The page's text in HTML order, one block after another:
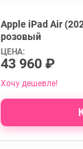
Apple iPad Air
розовый
ЦЕНА:
43 960 ₽
Хочу дешевле!